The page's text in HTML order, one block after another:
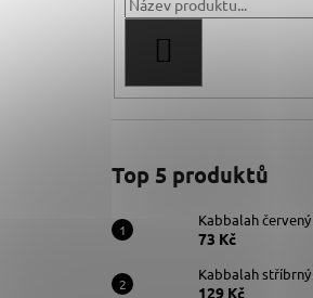
Top 5 produktů
Kabbalah
73 Kč
Kabbalah
129 Kč